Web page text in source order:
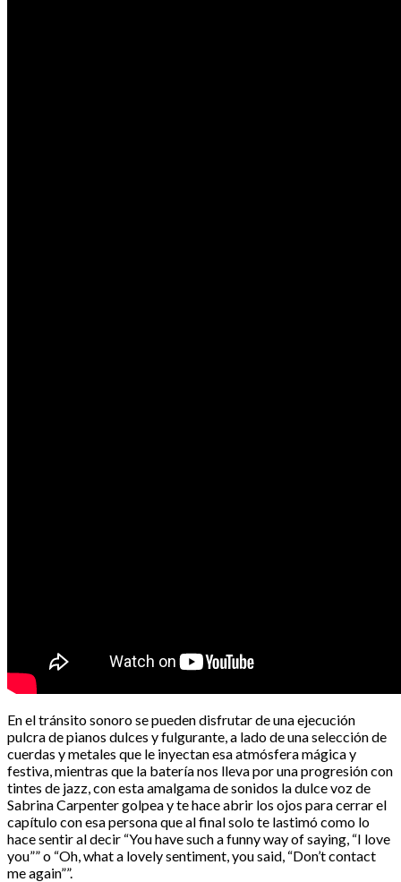
En el tránsito sonoro se pueden disfrutar de una ejecución
pulcra de pianos dulces y fulgurante, a lado de una selección de
cuerdas y metales que le inyectan esa atmósfera mágica y
festiva, mientras que la batería nos lleva por una progresión con
tintes de jazz, con esta amalgama de sonidos la dulce voz de
Sabrina Carpenter golpea y te hace abrir los ojos para cerrar el
capítulo con esa persona que al final solo te lastimó como lo
hace sentir al decir “You have such a funny way of saying, “I love
you””o “Oh, what a lovely sentiment, you said, “Don’t contact
me again””.